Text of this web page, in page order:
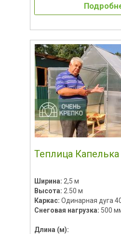
Теплица Капелька
Ширина: 2,5 м
Высота: 2.50 м
Каркас: Одинарная дуга
Снеговая нагрузка: 500
Длина (м):